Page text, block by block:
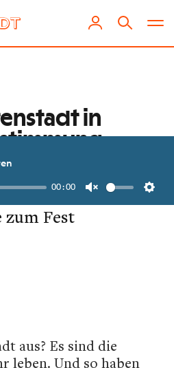
00:00
Unmute
in
Kamera in Lienz
für euch die
zum Fest
aus? Es sind die
leben. Und so haben